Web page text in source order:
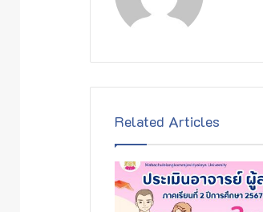
Related Articles